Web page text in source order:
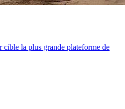
la plus grande plateforme de